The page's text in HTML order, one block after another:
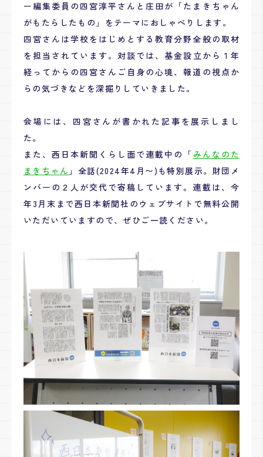
ー編集委員の四宮淳平さんと庄田が「たまきちゃん
がもたらしたもの」をテーマにおしゃべりします。
四宮さんは学校をはじめとする教育分野全般の取材
を担当されています。対談では、基金設立から１年
経ってからの四宮さんご自身の心境、報道の視点か
らの気づきなどを深掘りしていきました。
会場には、四宮さんが書かれた記事を展示しまし
た。
また、西日本新聞くらし面で連載中の「 みんなのた
まきちゃん 」全話(2024年4月〜)も特別展示。財団メ
ンバーの２人が交代で寄稿しています。連載は、今
年3月末まで西日本新聞社のウェブサイトで無料公開
いただいていますので、ぜひご一読ください。